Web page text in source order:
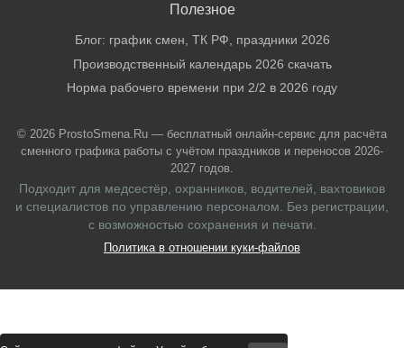
Полезное
Блог: график смен, ТК РФ, праздники 2026
Производственный календарь 2026 скачать
Норма рабочего времени при 2/2 в 2026 году
© 2026 ProstoSmena.Ru — бесплатный онлайн-сервис для расчёта
сменного графика работы с учётом праздников и переносов 2026-
2027 годов.
Подходит для медсестёр, охранников, водителей, вахтовиков
и специалистов по управлению персоналом. Без регистрации,
с возможностью сохранения и печати.
Политика в отношении куки-файлов